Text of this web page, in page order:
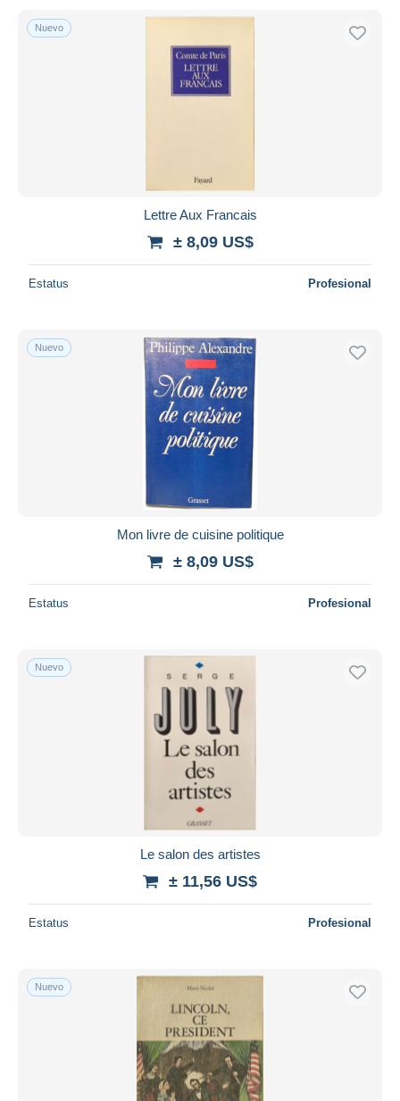
Nuevo
Lettre Aux Francais
± 8,09 US$
Estatus Profesional
Nuevo
Mon livre de cuisine politique
± 8,09 US$
Estatus Profesional
Nuevo
Le salon des artistes
± 11,56 US$
Estatus Profesional
Nuevo